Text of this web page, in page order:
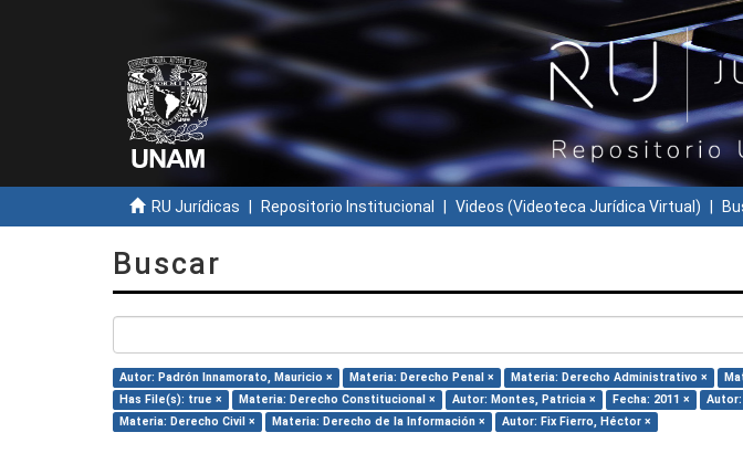
RU Jurídicas Repositorio Institucional Videos (Videoteca Jurídica Virtual)
Buscar
Autor: Padrón Innamorato, Mauricio × Materia: Derecho Penal × Materia: Derecho Administrativo ×
Has File(s): true ×
Materia: Derecho Constitucional × Autor: Montes, Patricia × Fecha: 2011 ×
Materia: Derecho Civil ×
Materia: Derecho de la Información × Autor: Fix Fierro, Héctor ×